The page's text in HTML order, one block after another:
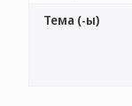
Тема (-ы)